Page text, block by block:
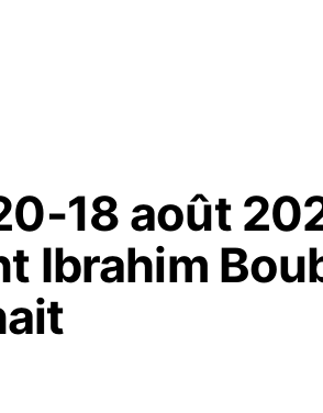
18 août
Ibrahim